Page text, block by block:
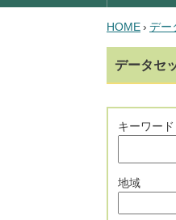
HOME› デー
データセ
キーワード
地域